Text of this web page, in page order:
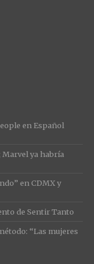
en Español
Marvel ya habría
en CDMX y
de Sentir Tanto
“Las mujeres